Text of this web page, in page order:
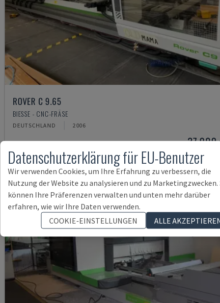
ROVER C 9.65
BIESSE - CNC-FRÄSE
DEUTSCHLAND 2006
37.000
Datenschutzerklärung für EU-Benutzer
Wir verwenden Cookies, um Ihre Erfahrung zu verbessern, die
Nutzung der Website zu analysieren und zu Marketingzwecken.
können Ihre Präferenzen verwalten und unten mehr darüber
erfahren, wie wir Ihre Daten verwenden.
COOKIE-EINSTELLUNGEN
ALLE